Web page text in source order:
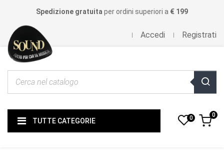
Spedizione gratuita per ordini superiori a € 199
Accedi Registrati
TUTTE CATEGORIE 0 0